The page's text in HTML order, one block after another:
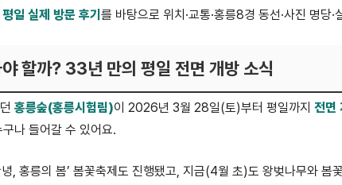
일 실제 방문 후기 를 바탕으로 위치·교통·홍릉8경 동선·사진 명당
할까? 33년 만의 평일 전면 개방 소식
홍릉숲(홍릉시험림)이 2026년 3월 28일(토)부터 평일까지 전면
나 들어갈 수 있어요.
, 홍릉의 봄’ 봄꽃축제도 진행됐고, 지금(4월 초)도 왕벚나무와 봄